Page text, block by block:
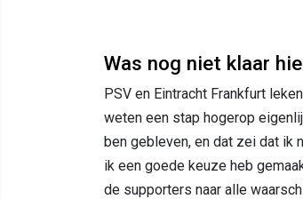
Was nog niet klaar
PSV en Eintracht Frankfurt
weten een stap hogerop
ben gebleven, en dat zei dat ik
ik een goede keuze heb
de supporters naar alle